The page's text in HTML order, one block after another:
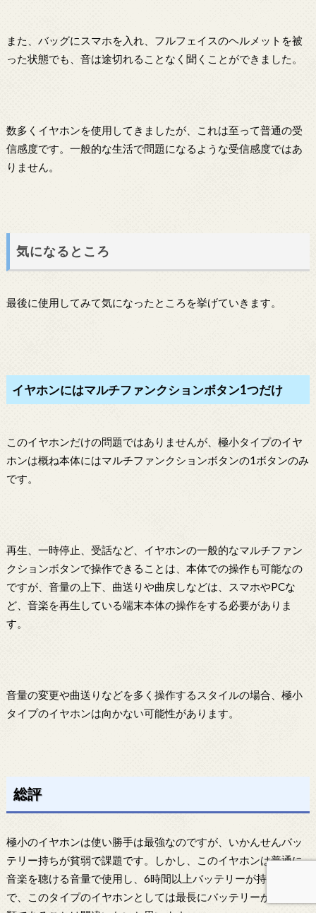
また、バッグにスマホを入れ、フルフェイスのヘルメットを被
った状態でも、音は途切れることなく聞くことができました。
数多くイヤホンを使用してきましたが、これは至って普通の受
信感度です。一般的な生活で問題になるような受信感度ではあ
りません。
気になるところ
最後に使用してみて気になったところを挙げていきます。
イヤホンにはマルチファンクションボタン1つだけ
このイヤホンだけの問題ではありませんが、極小タイプのイヤ
ホンは概ね本体にはマルチファンクションボタンの1ボタンのみ
です。
再生、一時停止、受話など、イヤホンの一般的なマルチファン
クションボタンで操作できることは、本体での操作も可能なの
ですが、音量の上下、曲送りや曲戻しなどは、スマホやPCな
ど、音楽を再生している端末本体の操作をする必要がありま
す。
音量の変更や曲送りなどを多く操作するスタイルの場合、極小
タイプのイヤホンは向かない可能性があります。
総評
極小のイヤホンは使い勝手は最強なのですが、いかんせんバッ
テリー持ちが貧弱で課題です。しかし、このイヤホンは普通に
音楽を聴ける音量で使用し、6時間以上バッテリーが持ったの
で、このタイプのイヤホンとしては最長にバッテリーが持つ部